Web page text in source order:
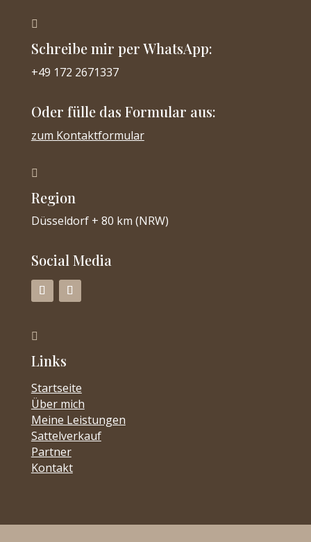

Schreibe mir per WhatsApp:
+49 172 2671337
Oder fülle das Formular aus:
zum Kontaktformular

Region
Düsseldorf + 80 km (NRW)
Social Media

Links
Startseite
Über mich
Meine Leistungen
Sattelverkauf
Partner
Kontakt